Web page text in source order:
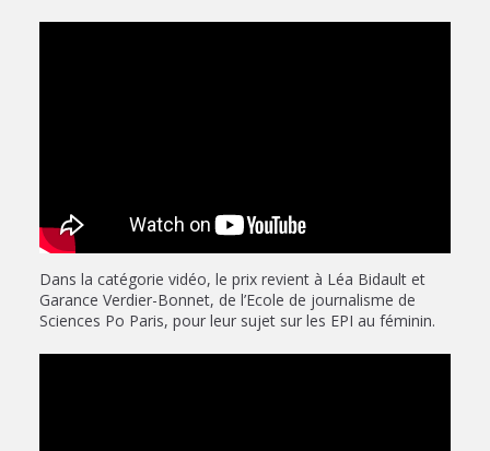
Dans la catégorie vidéo, le prix revient à Léa Bidault et
Garance Verdier-Bonnet, de l’Ecole de journalisme de
Sciences Po Paris, pour leur sujet sur les EPI au féminin.